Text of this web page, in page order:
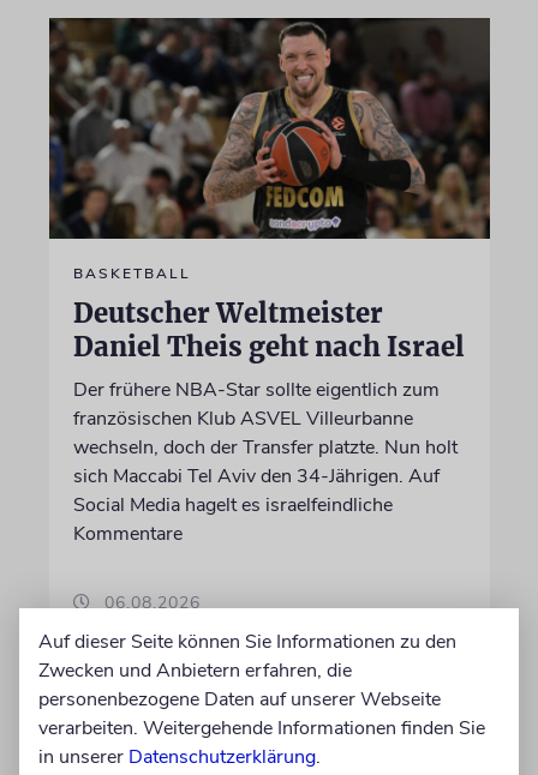
BASKETBALL
Deutscher Weltmeister
Daniel Theis geht nach Israel
Der frühere NBA-Star sollte eigentlich zum
französischen Klub ASVEL Villeurbanne
wechseln, doch der Transfer platzte. Nun holt
sich Maccabi Tel Aviv den 34-Jährigen. Auf
Social Media hagelt es israelfeindliche
Kommentare
06.08.2026
Auf dieser Seite können Sie Informationen zu den
Zwecken und Anbietern erfahren, die
personenbezogene Daten auf unserer Webseite
verarbeiten. Weitergehende Informationen finden Sie
in unserer Datenschutzerklärung.